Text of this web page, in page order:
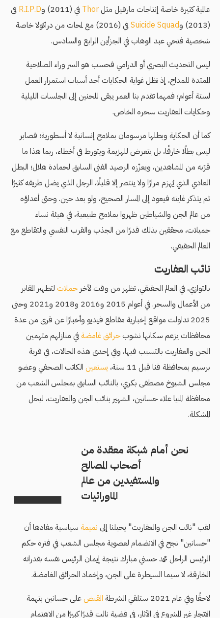
عالمية كثيرة خاصة إنتاجات مارفيل مثلThor في (2011) و R.I.P.D في
(2013) و
Suicide Squad
في (2016) مع لمحات من دراكولا خاصة
شخصية فتحي عبد الوهاب في الجزأين الرابع والسادس.
ليس التحديث البصري أو الدرامي فحسب هو السر وراء الصلاحية
الممتدة للمداح، إذ تظل غواية الحكايات أحد أسباب استمرار العمل
لستة أعوام؛ فمهما تقدم بنا العمر يبقى للحنين إلى الجلسات الليلية
وحكايات العفاريت سحره الخاص.
كما أن الحكاية وبطلها مرسومان بملامح إنسانية لا أسطورية؛ فصابر
ليس بطلًا خارقًا، بل يتعرض للهزيمة ويتورط في أخطاء، ربما هذا ما
قرّبه من المشاهدين، ويعزّزه الرصيد الفني السابق لحمادة هلال؛ البطل
العادي الذي يُهزم مرارًا ولا ينتصر إلا قليلًا، الرجل الذي يضل طريقه كثيرًا
ثم يتذكر غايته فيعود إلى المسار الصحيح، ولو بعد حين. وحتى أعداؤه
من عالم الجن والشياطين ظهروا بملامح طبيعية، في هيئة نساء
جميلات، محققين بذلك قدرًا من الجذب والقرب النفسي والتقاطع مع
العالم الحقيقي.
نائب العفاريت
بالتوازي، في العالم الحقيقي، تظهر من وقت لآخر حملات لتطهير المقابر
من الأعمال والسحر. في أعوام 2015 و2016 و2018 و2021 وحتى
2025 تداولت مواقع إخبارية مقاطع فيديو وأخبارًا عن قرى من عدة
محافظات يزعم سكانها نشوب حرائق غامضة في منازلهم متهمين
الجن والعفاريت بالتسبب فيها، وفي إحدى هذه الحالات، في قرية
برسيم بمحافظة قنا قبل 11 سنة،
يستعين الكاتب الصحفي وعضو
مجلس الشيوخ مصطفى بكري، بالنائب السابق بمجلس الشعب من
محافظة المنيا علاء حسانين، الشهير بنائب الجن والعفاريت، ليحل
المشكلة.
نحن أمام شبكة معقدة من
أصحاب المصالح
والمستفيدين من عالم
الماورائيات
لقب "نائب الجن والعفاريت" يحيلنا إلى نميمة سياسية مفادها أن
"حسانين" نجح في الانضمام لعضوية مجلس الشعب في فترة حكم
الرئيس الراحل محمد حسني مبارك نتيجة إيمان الرئيس نفسه بقدراته
الخارقة، لا سيما السيطرة على الجن، وإخماد الحرائق الغامضة.
لاحقًا وفي عام 2021 ستلقي الشرطة
القبضعلى حسانين بتهمة
الاتجار غير المشروع في الآثار، في قضية نالت قدرًا كبيرًا من الاهتمام